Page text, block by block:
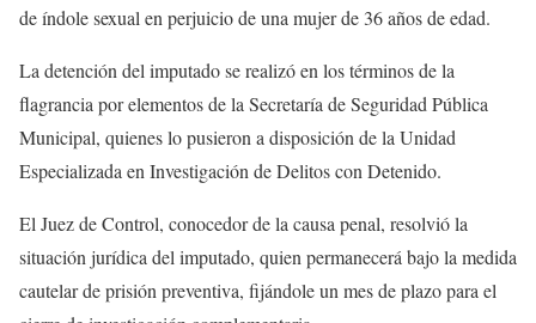
de índole sexual en perjuicio de una mujer de 36 años de edad.
La detención del imputado se realizó en los términos de la
flagrancia por elementos de la Secretaría de Seguridad Pública
Municipal, quienes lo pusieron a disposición de la Unidad
Especializada en Investigación de Delitos con Detenido.
El Juez de Control, conocedor de la causa penal, resolvió la
situación jurídica del imputado, quien permanecerá bajo la medida
cautelar de prisión preventiva, fijándole un mes de plazo para el